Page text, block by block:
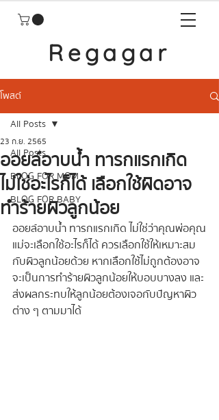
Regagar
โพสต์
All Posts
BLOG FOR MOM
BLOG FOR BABY
All Posts
ออยล์อาบน้ำ ทารกแรกเกิด
ไม่ใช่อะไรก็ได้ เลือกใช้ผิดอาจ
ทำร้ายผิวลูกน้อย
23 ก.ย. 2565
ออยล์อาบน้ำ ทารกแรกเกิด ไม่ใช่ว่าคุณพ่อคุณ
แม่จะเลือกใช้อะไรก็ได้ ควรเลือกใช้ให้เหมาะสม
กับผิวลูกน้อยด้วย หากเลือกใช้ไม่ถูกต้องอาจ
จะเป็นการทำร้ายผิวลูกน้อยให้บอบบางลง และ
ส่งผลกระทบให้ลูกน้อยต้องเจอกับปัญหาผิว
ต่าง ๆ ตามมาได้